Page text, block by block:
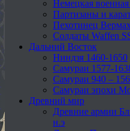
Немецкая
Партизаны и
Пехотинец
Солдаты Waffen
Дальний Восток
Ниндзя 1460-1650
Самураи 1577-
Самураи 940 –
Самураи эпохи
Древний мир
Древние армии
н.э